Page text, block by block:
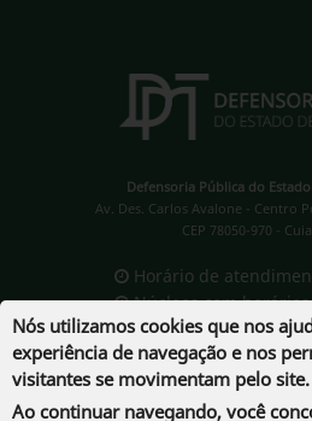
Defensoria Pública do
Av. Des. Carlos Avalone - Centro
CEP 78050-970 -
Horário de
Núcleos com
Nós utilizamos cookies que nos
experiência de navegação e nos
visitantes se movimentam pelo site.
Ao continuar navegando, você